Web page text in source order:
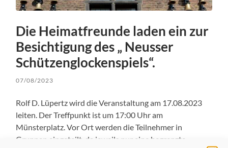
Die Heimatfreunde laden ein zur
Besichtigung des „ Neusser
Schützenglockenspiels“.
07/08/2023
Rolf D. Lüpertz wird die Veranstaltung am 17.08.2023
leiten. Der Treffpunkt ist um 17:00 Uhr am
Münsterplatz. Vor Ort werden die Teilnehmer in
Gruppen eingeteilt, da jeweils nur eine begrenzte